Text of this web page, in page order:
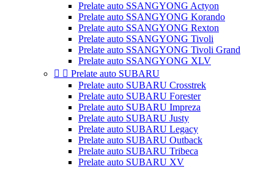
Prelate auto SSANGYONG Actyon
Prelate auto SSANGYONG Korando
Prelate auto SSANGYONG Rexton
Prelate auto SSANGYONG Tivoli
Prelate auto SSANGYONG Tivoli Grand
Prelate auto SSANGYONG XLV
  Prelate auto SUBARU
Prelate auto SUBARU Crosstrek
Prelate auto SUBARU Forester
Prelate auto SUBARU Impreza
Prelate auto SUBARU Justy
Prelate auto SUBARU Legacy
Prelate auto SUBARU Outback
Prelate auto SUBARU Tribeca
Prelate auto SUBARU XV